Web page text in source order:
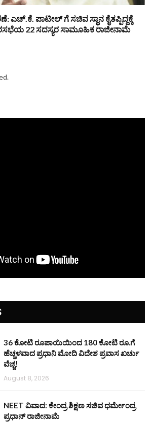
ಎಚ್.ಕೆ. ಪಾಟೀಲ್ ಗೆ ಸಚಿವ ಸ್ಥಾನ ಕೈತಪ್ಪಿದ್ದಕ್ಕೆ
22 ಸದಸ್ಯರ ಸಾಮೂಹಿಕ ರಾಜೀನಾಮೆ
36 ಕೋಟಿ ರೂಪಾಯಿಯಿಂದ 180 ಕೋಟಿ ರೂ.ಗೆ
ಹೆಚ್ಚಳವಾದ ಪ್ರಧಾನಿ ಮೋದಿ ವಿದೇಶ ಪ್ರವಾಸ ಖರ್ಚು
ವೆಚ್ಚ!
August 8, 2026
NEET ವಿವಾದ: ಕೇಂದ್ರ ಶಿಕ್ಷಣ ಸಚಿವ ಧರ್ಮೇಂದ್ರ
ಪ್ರಧಾನ್ ರಾಜೀನಾಮೆ